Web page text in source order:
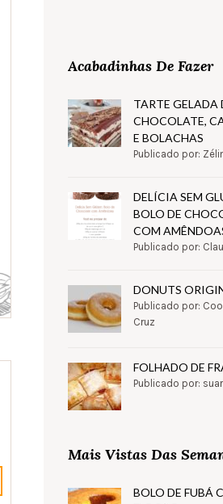
Acabadinhas De Fazer
TARTE GELADA
CHOCOLATE,
E BOLACHAS
Publicado por:
DELÍCIA SEM
BOLO DE
COM
Publicado por:
DONUTS
Publicado por:
Cruz
FOLHADO DE
Publicado por:
Mais Vistas Das
BOLO DE FUBÁ